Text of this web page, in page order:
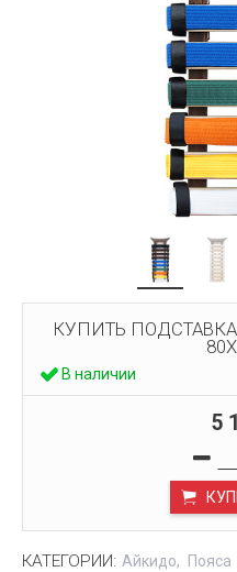
КУПИТЬ
В наличии
5
КАТЕГОРИИ: Айкидо Пояса